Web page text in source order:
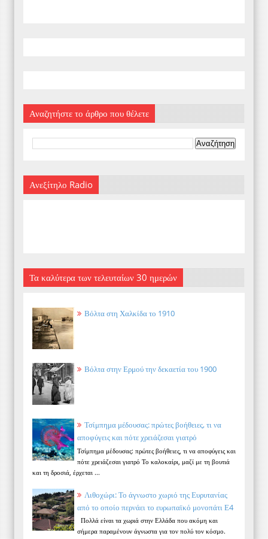
Αναζητήστε το άρθρο που θέλετε
Ανεξίτηλο Radio
Τα καλύτερα των τελευταίων 30 ημερών
Βόλτα στη Χαλκίδα το 1910
Βόλτα στην Ερμού την δεκαετία του 1900
Τσίμπημα μέδουσας: πρώτες βοήθειες, τι να
αποφύγεις και πότε χρειάζεσαι γιατρό
Τσίμπημα μέδουσας: πρώτες βοήθειες, τι να αποφύγεις και
πότε χρειάζεσαι γιατρό Το καλοκαίρι, μαζί με τη βουτιά
και τη δροσιά, έρχεται ...
Λιθοχώρι: Το άγνωστο χωριό της Ευρυτανίας
από το οποίο περνάει το ευρωπαϊκό μονοπάτι Ε4
Πολλά είναι τα χωριά στην Ελλάδα που ακόμη και
σήμερα παραμένουν άγνωστα για τον πολύ τον κόσμο.